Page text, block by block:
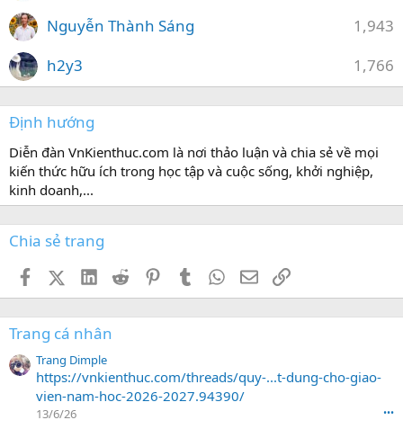
1,943
Nguyễn Thành Sáng
1,766
h2y3
Định hướng
Diễn đàn VnKienthuc.com là nơi thảo luận và chia sẻ về mọi
kiến thức hữu ích trong học tập và cuộc sống, khởi nghiệp,
kinh doanh,...
Chia sẻ trang
FacebookX (Twitter)
LinkedIn
Reddit PinterestTumblr WhatsApp
EmailLink
Trang cá nhân
Trang Dimple
https://vnkienthuc.com/threads/quy-...t-dung-cho-giao-
vien-nam-hoc-2026-2027.94390/
13/6/26 •••